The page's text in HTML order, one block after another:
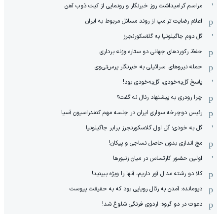
مراسم گرامیداشت روز خبرنگار و رونمایی از کیت ذوب آهن
اعلام رضایت ترامپ از روند مسائل مربوط به ایران
گل دوم جاگیلونیا به گلاسکورنجرز
حفظ رکوردهای جهانی دو ستاره وزنه برداری
حمله نیروهای اسرائیلی به خبرنگار پرس‌تی‌وی
پاسخ گل‌به‌خودی، گل‌به‌خودی بود!
چرا رودری به پیشنهاد رئال نه گفت؟
رئیس دوچرخه سواری ایران در جلسه مهم کنفدراسیون آسیا
گل به خودی؛ گل اول گلاسکورنجرز برابر جاگیلونیا
مچ اندازی بدون حاصل نساجی و پیکان!
اولین حضور کارتساس در میان زنبورها
کلا دو‌ رشته مدال آور داریم، آنها را ویژه ببینید!
دیومانده: آمدن به رئال رویایی بود که به حقیقت پیوست
دعوت در دو گروه: اردوی فرنگی شلوغ شد!